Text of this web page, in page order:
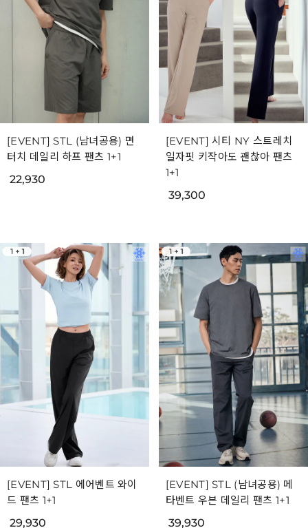
[EVENT] STL (남녀공용) 면
터치 데일리 하프 팬츠 1+1
22,930
[EVENT] 시티 NY 스트레치
일자핏 키작아도 괜찮아 팬츠
1+1
39,300
[EVENT] STL 에어벤트 와이
드 팬츠 1+1
29,930
[EVENT] STL (남녀공용) 메
타벤트 우븐 데일리 팬츠 1+1
39,930